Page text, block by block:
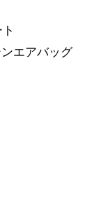
エアバッグ